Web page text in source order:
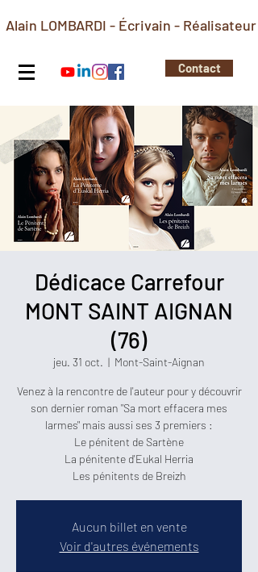
Alain LOMBARDI - Écrivain - Réalisateur
Contact
Dédicace Carrefour
MONT SAINT AIGNAN
(76)
jeu. 31 oct.
  |
Mont-Saint-Aignan
Venez à la rencontre de l'auteur pour y découvrir
son dernier roman "Sa mort effacera mes
larmes" mais aussi ses 3 premiers :
Le pénitent de Sartène
La pénitente d'Eukal Herria
Aucun billet en vente
Voir d'autres événements